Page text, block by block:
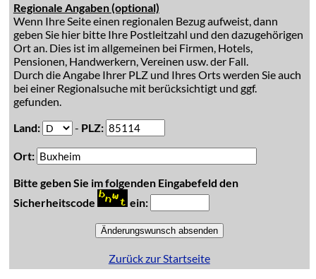
Regionale Angaben (optional)
Wenn Ihre Seite einen regionalen Bezug aufweist, dann
geben Sie hier bitte Ihre Postleitzahl und den dazugehörigen
Ort an. Dies ist im allgemeinen bei Firmen, Hotels,
Pensionen, Handwerkern, Vereinen usw. der Fall.
Durch die Angabe Ihrer PLZ und Ihres Orts werden Sie auch
bei einer Regionalsuche mit berücksichtigt und ggf.
gefunden.
Land:
- PLZ:
Ort:
Bitte geben Sie im folgenden Eingabefeld den
Sicherheitscode
ein:
Zurück zur Startseite